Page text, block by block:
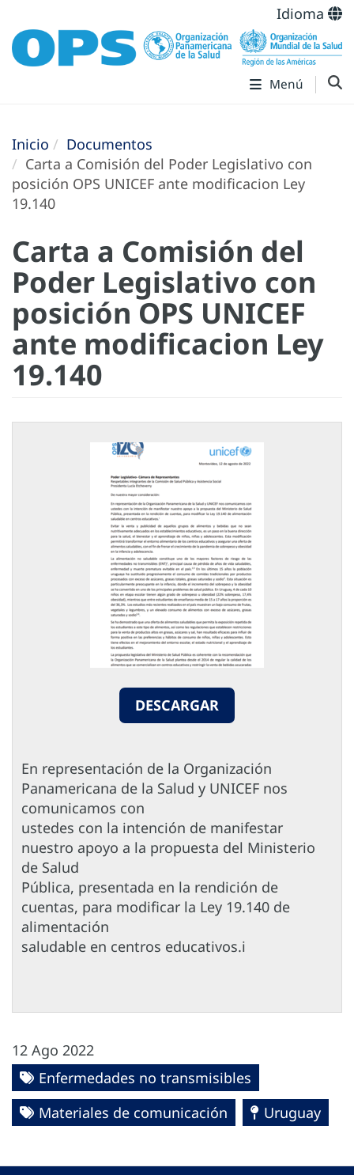
Idioma
Menú
Inicio
Documentos
Carta a Comisión del Poder Legislativo con
posición OPS UNICEF ante modificacion Ley
19.140
Carta a Comisión del
Poder Legislativo con
posición OPS UNICEF
ante modificacion Ley
19.140
DESCARGAR
En representación de la Organización
Panamericana de la Salud y UNICEF nos
comunicamos con
ustedes con la intención de manifestar
nuestro apoyo a la propuesta del Ministerio
de Salud
Pública, presentada en la rendición de
cuentas, para modificar la Ley 19.140 de
alimentación
saludable en centros educativos.i
12 Ago 2022
Enfermedades no transmisibles
Materiales de comunicación
Uruguay